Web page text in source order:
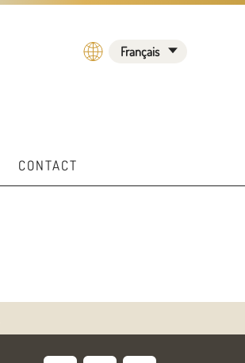
CONTACT
Français